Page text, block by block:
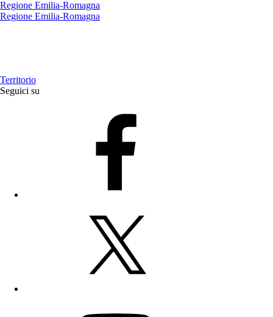
Regione Emilia-Romagna
Regione Emilia-Romagna
Territorio
Seguici su